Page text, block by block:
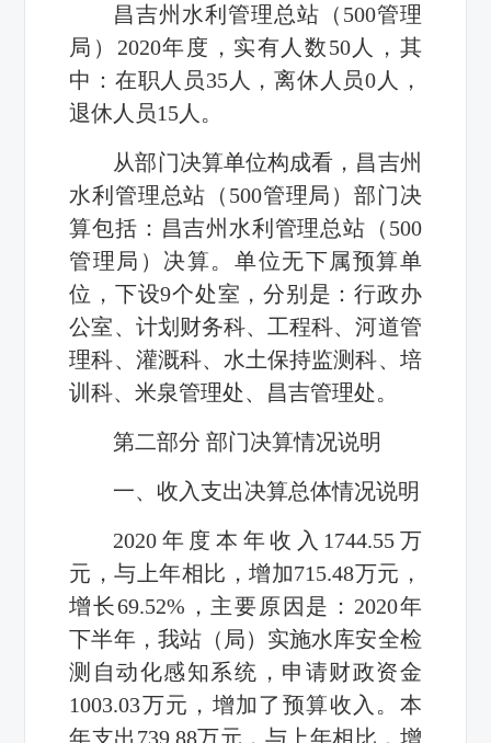
昌吉州水利管理总站（500管理
局）2020年度，实有人数50人，其
中：在职人员35人，离休人员0人，
退休人员15人。
从部门决算单位构成看，昌吉州
水利管理总站（500管理局）部门决
算包括：昌吉州水利管理总站（500
管理局）决算。单位无下属预算单
位，下设9个处室，分别是：行政办
公室、计划财务科、工程科、河道管
理科、灌溉科、水土保持监测科、培
训科、米泉管理处、昌吉管理处。
第二部分 部门决算情况说明
一、收入支出决算总体情况说明
2020年度本年收入1744.55万
元，与上年相比，增加715.48万元，
增长69.52%，主要原因是：2020年
下半年，我站（局）实施水库安全检
测自动化感知系统，申请财政资金
1003.03万元，增加了预算收入。本
年支出739.88万元，与上年相比，增